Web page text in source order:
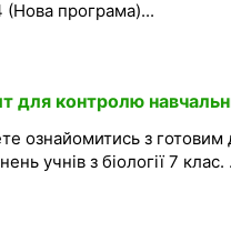
(Нова програма)...
для контролю
ознайомитись з
учнів з біології 7 клас.